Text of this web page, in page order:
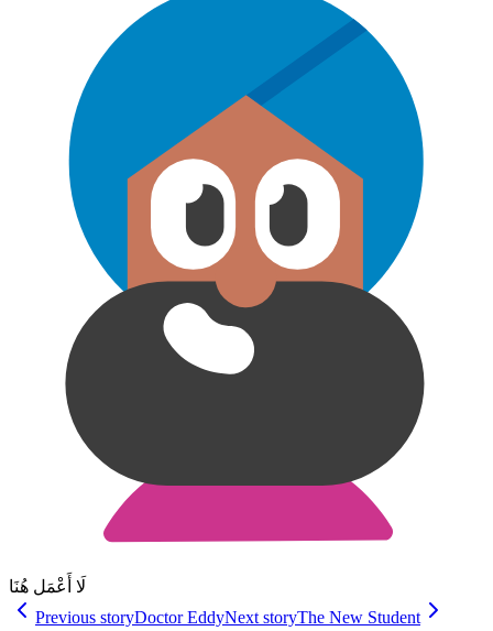
لَا أَعْمَل هُنَا
Previous storyDoctor EddyNext storyThe New Student